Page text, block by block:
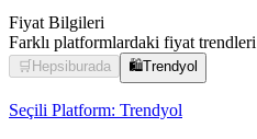
Fiyat Bilgileri
Farklı platformlardaki fiyat trendleri
🛒Hepsiburada 🛍️Trendyol
Seçili Platform: Trendyol